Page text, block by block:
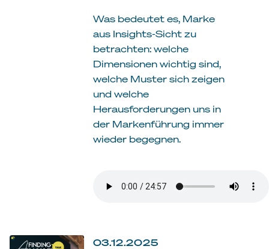
Was bedeutet es, Marke
aus Insights-Sicht zu
betrachten: welche
Dimensionen wichtig sind,
welche Muster sich zeigen
und welche
Herausforderungen uns in
der Markenführung immer
wieder begegnen.
03.12.2025